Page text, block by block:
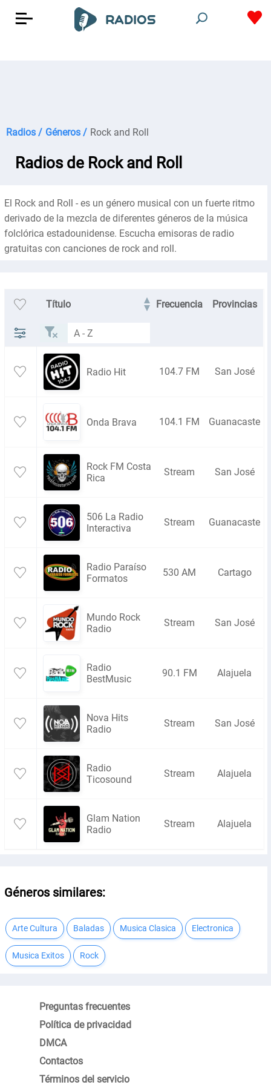
Radios / Géneros / Rock and Roll
Radios de Rock and Roll
El Rock and Roll - es un género musical con un fuerte ritmo
derivado de la mezcla de diferentes géneros de la música
folclórica estadounidense. Escucha emisoras de radio
gratuitas con canciones de rock and roll.
Título Frecuencia Provincias
Radio Hit 104.7 FM San José
Onda Brava 104.1 FM Guanacaste
Rock FM Costa
Rica
Stream San José
506 La Radio
Interactiva
Stream Guanacaste
Radio Paraíso
Formatos
530 AM Cartago
Mundo Rock
Radio
Stream San José
Radio
BestMusic
90.1 FM Alajuela
Nova Hits
Radio
Stream San José
Radio
Ticosound
Stream Alajuela
Glam Nation
Radio
Stream Alajuela
Géneros similares:
Arte Cultura Baladas Musica Clasica Electronica
Musica Exitos Rock
Preguntas frecuentes
Política de privacidad
DMCA
Contactos
Términos del servicio